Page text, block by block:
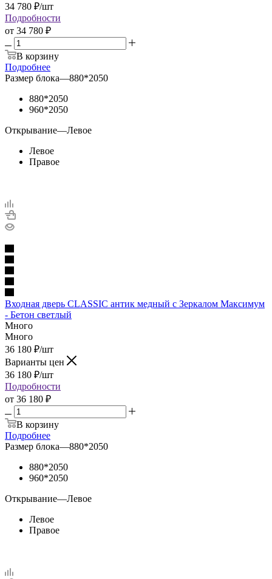
34 780 ₽/шт
Подробности
от 34 780 ₽
В корзину
Подробнее
Размер блока—880*2050
880*2050
960*2050
Открывание—Левое
Левое
Правое
Входная дверь CLASSIC антик медный с Зеркалом Максимум
- Бетон светлый
Много
Много
36 180 ₽/шт
Варианты цен
36 180 ₽/шт
Подробности
от 36 180 ₽
В корзину
Подробнее
Размер блока—880*2050
880*2050
960*2050
Открывание—Левое
Левое
Правое